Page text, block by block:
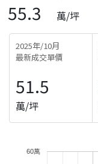
55.3 萬/坪
2025年/10月
最新成交單價
51.5
萬/坪
60萬